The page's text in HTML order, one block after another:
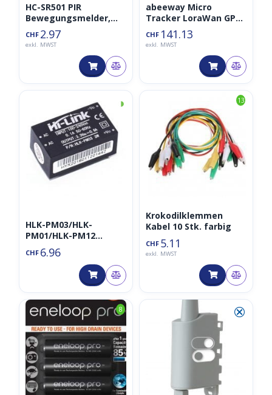
HC-SR501 PIR
Bewegungsmelder,
Bewegungssensor
CHF 2.97
exkl. MWST
abeeway Micro
Tracker LoraWan GPS
Tracker V3
CHF 141.13
exkl. MWST
◑
HLK-PM03/HLK-
PM01/HLK-PM12
Spannungswandler
StepDown 220V nach
CHF 6.96
13
Krokodilklemmen
Kabel 10 Stk. farbig
CHF 5.11
exkl. MWST
8 ⮿